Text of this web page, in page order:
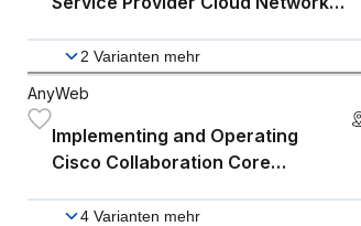
2 Varianten mehr
AnyWeb
Implementing and Operating
Cisco Collaboration Core
CLCOR-HC
4 Varianten mehr